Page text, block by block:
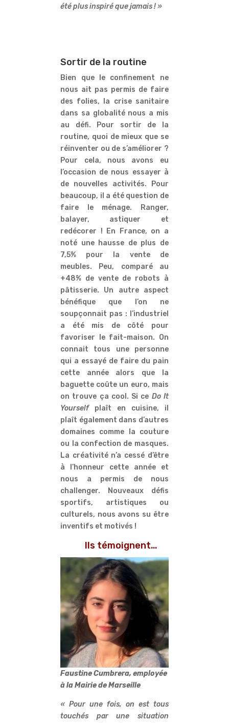
été plus inspiré que jamais ! »
Sortir de la routine
Bien que le confinement ne
nous ait pas permis de faire
des folies, la crise sanitaire
dans sa globalité nous a mis
au défi. Pour sortir de la
routine, quoi de mieux que se
réinventer ou de s’améliorer ?
Pour cela, nous avons eu
l’occasion de nous essayer à
de nouvelles activités. Pour
beaucoup, il a été question de
faire le ménage. Ranger,
balayer, astiquer et
redécorer ! En France, on a
noté une hausse de plus de
7,5% pour la vente de
meubles. Peu, comparé au
+48% de vente de robots à
pâtisserie. Un autre aspect
bénéfique que l’on ne
soupçonnait pas : l’industriel
a été mis de côté pour
favoriser le fait-maison. On
connait tous une personne
qui a essayé de faire du pain
cette année alors que la
baguette coûte un euro, mais
on trouve ça cool. Si ce Do It
Yourselfplaît en cuisine, il
plaît également dans d’autres
domaines comme la couture
ou la confection de masques.
La créativité n’a cessé d’être
à l’honneur cette année et
nous a permis de nous
challenger. Nouveaux défis
sportifs, artistiques ou
culturels, nous avons su être
inventifs et motivés !
Ils témoignent…
Faustine Cumbrera, employée
à la Mairie de Marseille
« Pour une fois, on est tous
touchés par une situation